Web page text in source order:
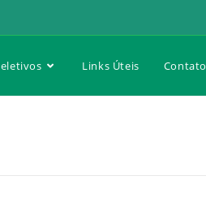
Links Úteis Contato